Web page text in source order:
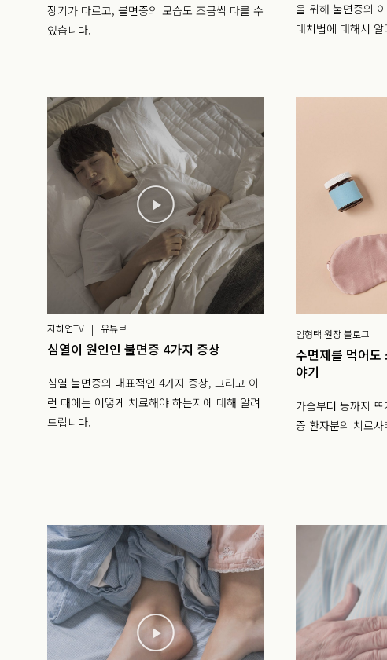
장기가 다르고, 불면증의 모습도 조금씩 다를 수
있습니다.
을 위해 불면증의
대처법에 대해서
자하연TV | 유튜브
심열이 원인인 불면증 4가지 증상
심열 불면증의 대표적인 4가지 증상, 그리고 이
런 때에는 어떻게 치료해야 하는지에 대해 알려
드립니다.
임형택 원장 블로그
수면제를 먹어도
야기
가슴부터 등까지
증 환자분의 치료사